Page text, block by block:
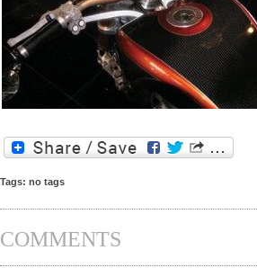
Tags: no tags
COMMENTS